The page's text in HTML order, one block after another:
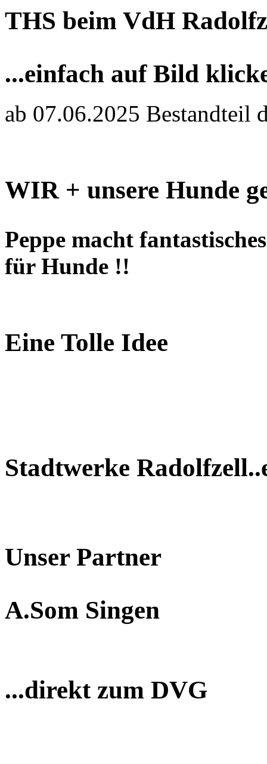
THS beim VdH
...einfach auf Bild
ab 07.06.2025 Bestandteil
WIR + unsere Hunde
Peppe macht
für Hunde !!
Eine Tolle Idee
Stadtwerke
Unser Partner
A.Som Singen
...direkt zum DVG